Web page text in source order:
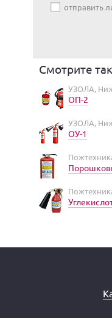
отправить
Смотрите
УЗОЛА,
ОП-2
УЗОЛА,
ОУ-1